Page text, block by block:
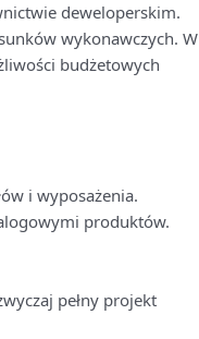
deweloperskim.
wykonawczych. W
budżetowych
i wyposażenia.
produktów.
pełny projekt